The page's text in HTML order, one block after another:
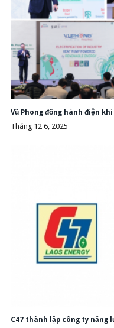
Vũ Phong đồng hành điện
Tháng 12 6, 2025
C47 thành lập công ty